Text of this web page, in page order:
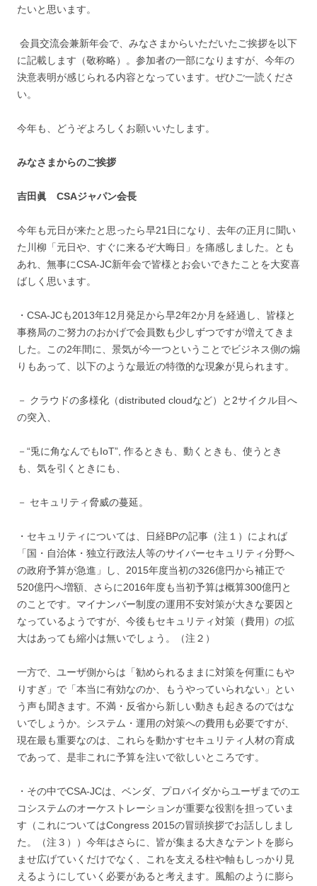
たいと思います。
会員交流会兼新年会で、みなさまからいただいたご挨拶を以下
に記載します（敬称略）。参加者の一部になりますが、今年の
決意表明が感じられる内容となっています。ぜひご一読くださ
い。
今年も、どうぞよろしくお願いいたします。
みなさまからのご挨拶
吉田眞 CSAジャパン会長
今年も元日が来たと思ったら早21日になり、去年の正月に聞い
た川柳「元日や、すぐに来るぞ大晦日」を痛感しました。とも
あれ、無事にCSA-JC新年会で皆様とお会いできたことを大変喜
ばしく思います。
・CSA-JCも2013年12月発足から早2年2か月を経過し、皆様と
事務局のご努力のおかげで会員数も少しずつですが増えてきま
した。この2年間に、景気が今一つということでビジネス側の煽
りもあって、以下のような最近の特徴的な現象が見られます。
－ クラウドの多様化（distributed cloudなど）と2サイクル目へ
の突入、
－“兎に角なんでもIoT”, 作るときも、動くときも、使うとき
も、気を引くときにも、
－ セキュリティ脅威の蔓延。
・セキュリティについては、日経BPの記事（注１）によれば
「国・自治体・独立行政法人等のサイバーセキュリティ分野へ
の政府予算が急進」し、2015年度当初の326億円から補正で
520億円へ増額、さらに2016年度も当初予算は概算300億円と
のことです。マイナンバー制度の運用不安対策が大きな要因と
なっているようですが、今後もセキュリティ対策（費用）の拡
大はあっても縮小は無いでしょう。（注２）
一方で、ユーザ側からは「勧められるままに対策を何重にもや
りすぎ」で「本当に有効なのか、もうやっていられない」とい
う声も聞きます。不満・反省から新しい動きも起きるのではな
いでしょうか。システム・運用の対策への費用も必要ですが、
現在最も重要なのは、これらを動かすセキュリティ人材の育成
であって、是非これに予算を注いで欲しいところです。
・その中でCSA-JCは、ベンダ、プロバイダからユーザまでのエ
コシステムのオーケストレーションが重要な役割を担っていま
す（これについてはCongress 2015の冒頭挨拶でお話ししまし
た。（注３））今年はさらに、皆が集まる大きなテントを膨ら
ませ広げていくだけでなく、これを支える柱や軸もしっかり見
えるようにしていく必要があると考えます。風船のように膨ら